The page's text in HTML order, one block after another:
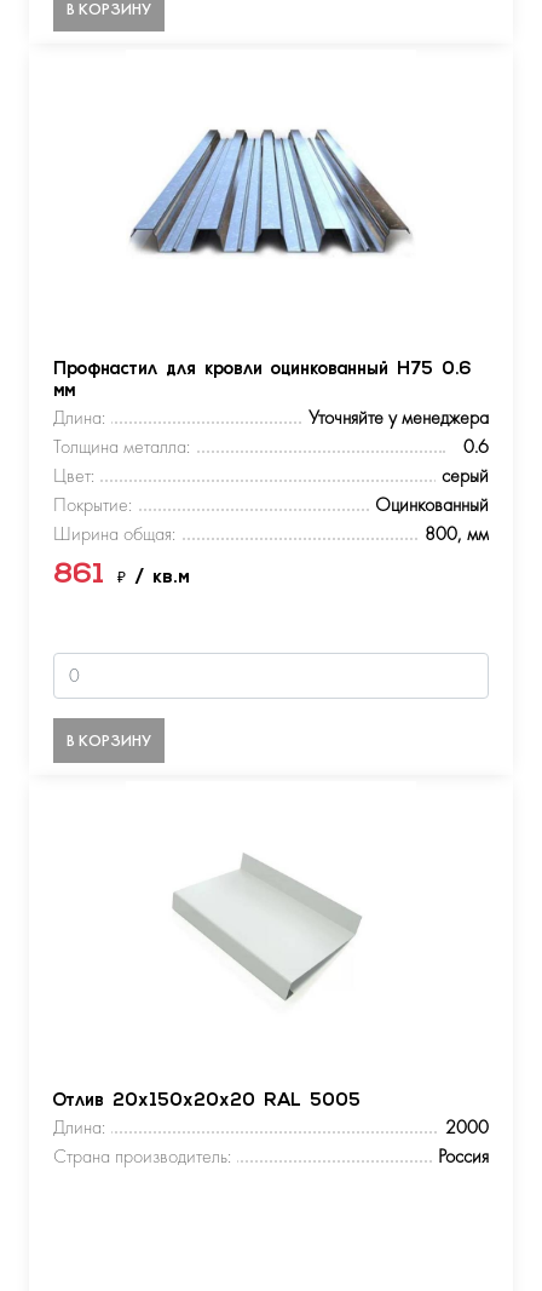
В КОРЗИНУ
Профнастил для кровли оцинкованный Н75 0.6
мм
Длина:
Уточняйте у менеджера
Толщина металла:
0.6
Цвет:
серый
Покрытие:
Оцинкованный
Ширина общая:
800, мм
861 ₽ / кв.м
В КОРЗИНУ
Отлив 20х150х20х20 RAL 5005
Длина:
2000
Страна производитель:
Россия